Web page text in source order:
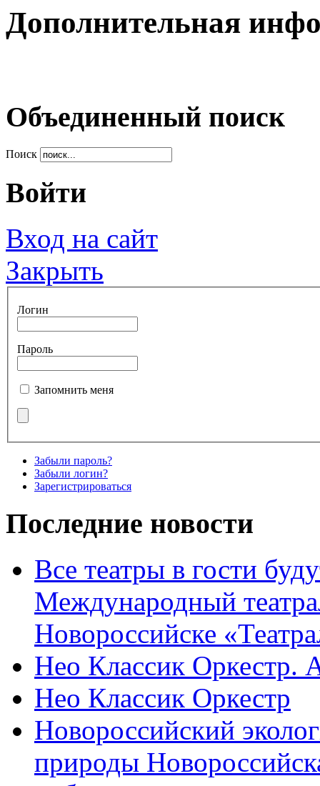
Дополнительная
Объединенный поиск
Поиск
Войти
Вход на сайт
Закрыть
Логин
Пароль
Запомнить меня
Забыли пароль?
Забыли логин?
Зарегистрироваться
Последние новости
Все театры в гости
Международный
Новороссийске
Нео Классик Оркестр.
Нео Классик Оркестр
Новороссийский
природы